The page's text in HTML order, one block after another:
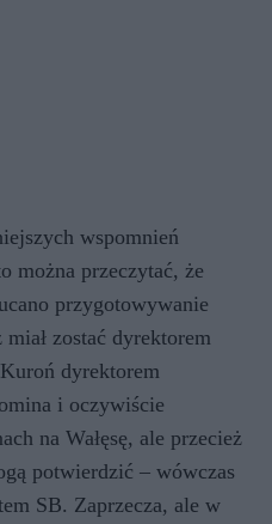
wspomnień
można przeczytać, że
przygotowywanie
zostać dyrektorem
dyrektorem
i oczywiście
na Wałęsę, ale przecież
potwierdzić – wówczas
SB. Zaprzecza, ale w